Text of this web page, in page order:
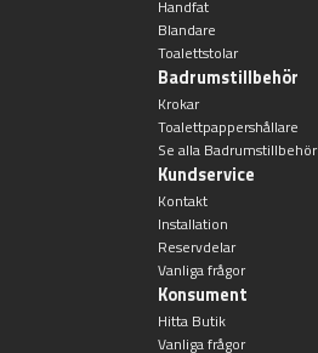
Handduksringar
Handduksstänger
Badkarshandtag
Handfat
Blandare
Toalettstolar
Badrumstillbehör
Krokar
Toalettpappershållare
Se alla Badrumstillbehör
Kundservice
Kontakt
Installation
Reservdelar
Vanliga frågor
Konsument
Hitta Butik
Vanliga frågor